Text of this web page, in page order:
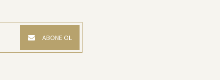
ABONE OL